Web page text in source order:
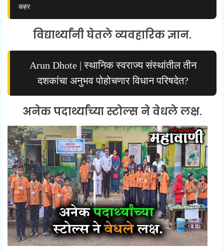
कहर
विद्यार्थ्यांनी घेतले व्यवहारिक ज्ञान.
Arun Dhote | स्थानिक स्वराज्य संस्थांतील तीन
दशकांचा अनुभव पोहोचणार विधान परिषदेत?
अनेक पदार्थ्यांच्या स्टोल्स ने वेधले लक्ष.